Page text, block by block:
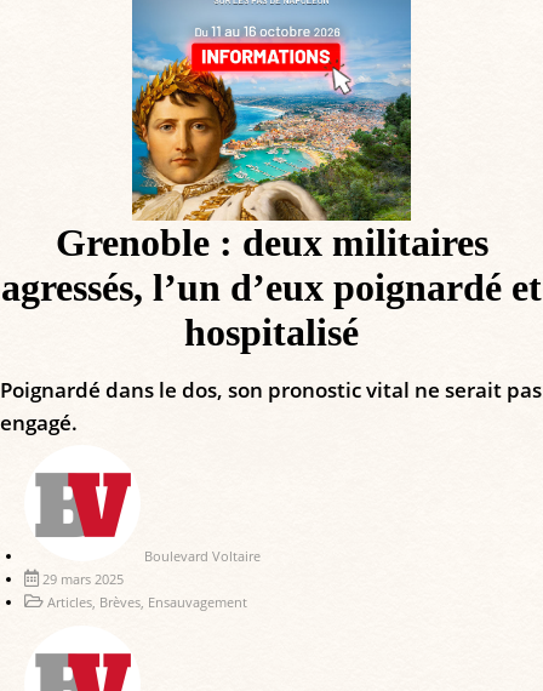
Grenoble : deux militaires
agressés, l’un d’eux poignardé et
hospitalisé
Poignardé dans le dos, son pronostic vital ne serait pas
engagé.
Boulevard Voltaire
29 mars 2025
Articles Brèves Ensauvagement